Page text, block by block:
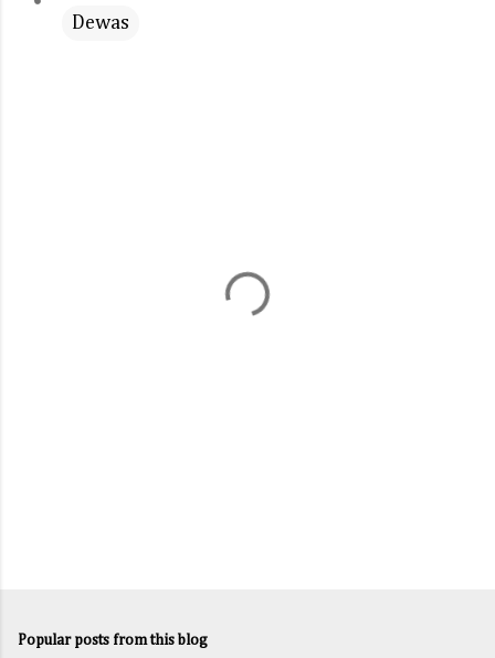
Dewas
Popular posts from this blog